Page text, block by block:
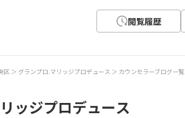
閲覧履歴
区 グランプロ.マリッジプロデュース カウンセラーブログ一覧
ッジプロデュース